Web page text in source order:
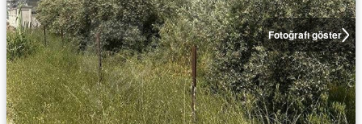
Fotoğrafı göster